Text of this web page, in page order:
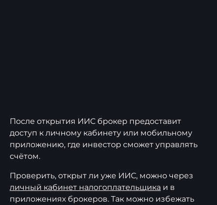
После открытия ИИС брокер предоставит
доступ к личному кабинету или мобильному
приложению, где инвестор сможет управлять
счётом.
Проверить, открыт ли уже ИИС, можно через
личный кабинет налогоплательщика и в
приложениях брокеров. Так можно избежать